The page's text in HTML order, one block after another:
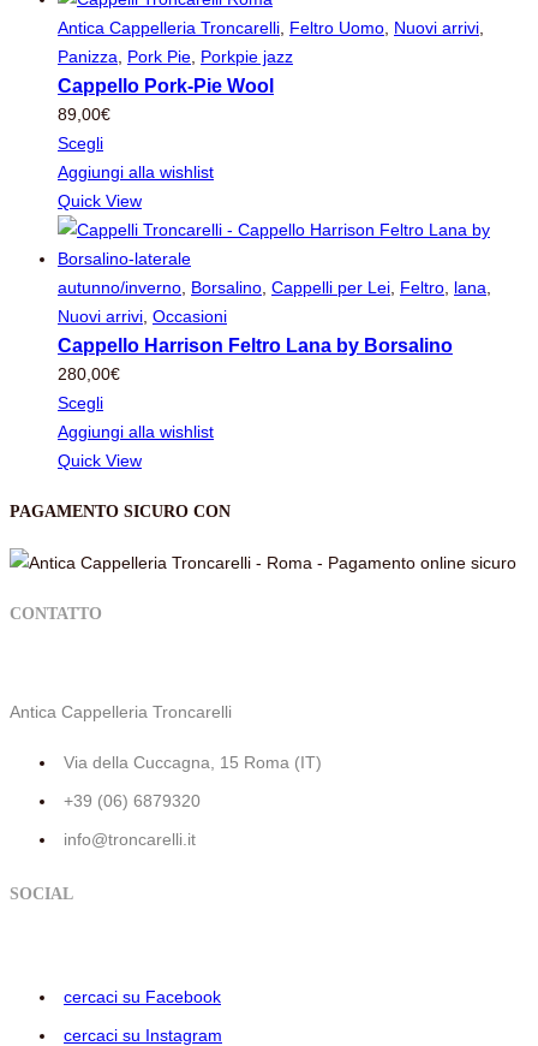
Antica Cappelleria Troncarelli Feltro Uomo Nuovi arrivi
Panizza
Pork Pie Porkpie jazz
Cappello Pork-Pie Wool
89,00€
Scegli
Aggiungi alla wishlist
Quick View
autunno/inverno Borsalino Cappelli per Lei Feltro lana
Nuovi arrivi Occasioni
Cappello Harrison Feltro Lana by Borsalino
280,00€
Scegli
Aggiungi alla wishlist
Quick View
PAGAMENTO SICURO CON
CONTATTO
Antica Cappelleria Troncarelli
Via della Cuccagna, 15 Roma (IT)
+39 (06) 6879320
info@troncarelli.it
SOCIAL
cercaci su Facebook
cercaci su Instagram